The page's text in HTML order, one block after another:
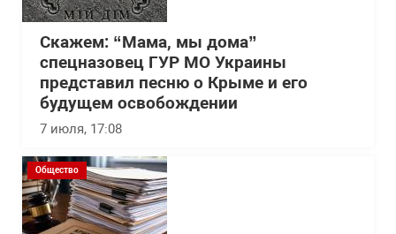
Скажем: “Мама, мы дома”
спецназовец ГУР МО Украины
представил песню о Крыме и его
будущем освобождении
7 июля, 17:08
Общество